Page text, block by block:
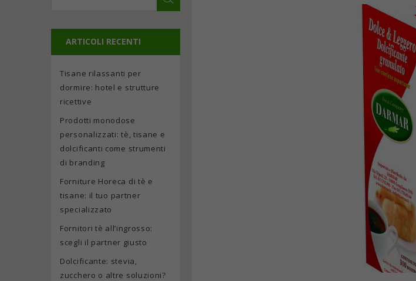
ARTICOLI RECENTI
Tisane rilassanti per
dormire: hotel e strutture
ricettive
Prodotti monodose
personalizzati: tè, tisane e
dolcificanti come strumenti
di branding
Forniture Horeca di tè e
tisane: il tuo partner
specializzato
Fornitori tè all’ingrosso:
scegli il partner giusto
Dolcificante: stevia,
zucchero o altre soluzioni?